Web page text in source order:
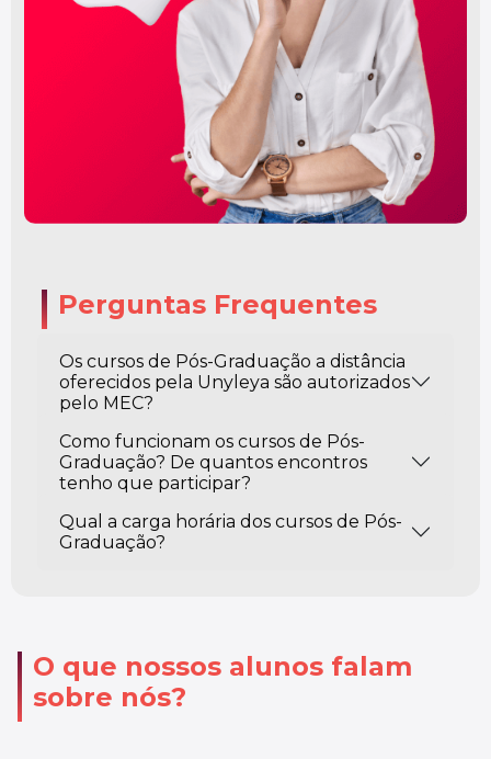
Perguntas Frequentes
Os cursos de Pós-Graduação a distância
oferecidos pela Unyleya são autorizados
pelo MEC?
Como funcionam os cursos de Pós-
Graduação? De quantos encontros
tenho que participar?
Qual a carga horária dos cursos de Pós-
Graduação?
O que nossos alunos falam
sobre nós?